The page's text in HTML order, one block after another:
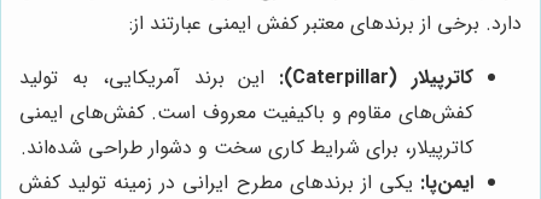
دارد. برخی از برندهای معتبر کفش ایمنی عبارتند از:
کاترپیلار (Caterpillar):
این برند آمریکایی، به تولید
کفش‌های مقاوم و باکیفیت معروف است. کفش‌های ایمنی
کاترپیلار، برای شرایط کاری سخت و دشوار طراحی شده‌اند.
ایمن‌پا: یکی از برندهای مطرح ایرانی در زمینه تولید کفش